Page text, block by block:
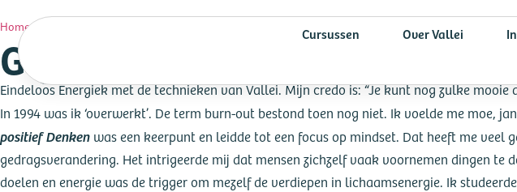
Cursussen Over Vallei
Home»
Geja Heinen
Eindeloos Energiek met de technieken van Vallei. Mijn credo is: “Je kunt nog zulke
In 1994 was ik ‘overwerkt’. De term burn-out bestond toen nog niet. Ik voelde me moe,
positief Denken was een keerpunt en leidde tot een focus op mindset. Dat heeft me
gedragsverandering. Het intrigeerde mij dat mensen zichzelf vaak voornemen dingen te
doelen en energie was de trigger om mezelf de verdiepen in lichaamsenergie. Ik